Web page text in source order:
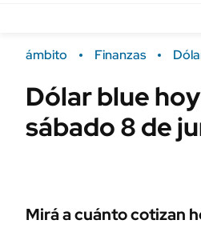
Campo
FINANZAS
ÁMBITO DEBATE
ámbito Finanzas
Dólar blue
sábado 8 de
Mirá a cuánto cotizan